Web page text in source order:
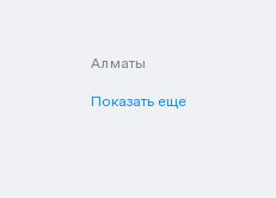
Алматы
Показать еще